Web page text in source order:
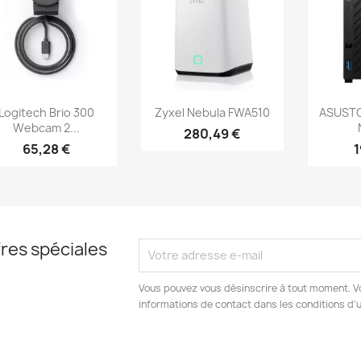
Aperçu rapide
Brio 300
Webcam 2...
65,28 €
Aperçu rapide
Zyxel Nebula FWA510
280,49 €

spéciales
Vous pouvez vous désinscrire à tout moment.
informations de contact dans les conditions